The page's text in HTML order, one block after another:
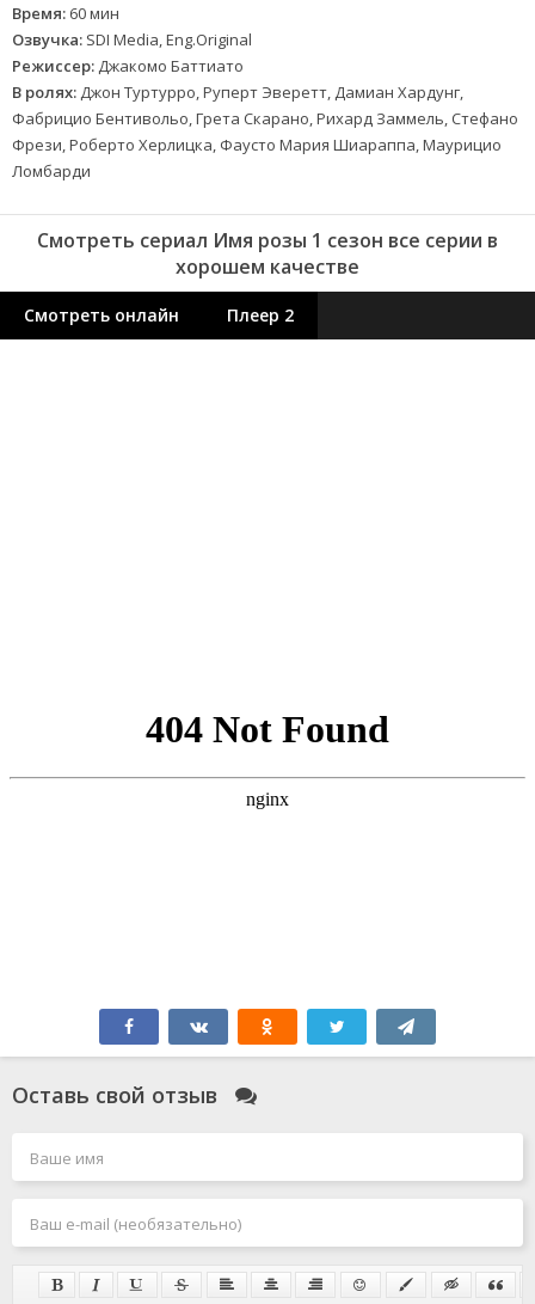
Время: 60 мин
Озвучка: SDI Media, Eng.Original
Режиссер: Джакомо Баттиато
В ролях: Джон Туртурро, Руперт Эверетт, Дамиан Хардунг,
Фабрицио Бентивольо, Грета Скарано, Рихард Заммель, Стефано
Фрези, Роберто Херлицка, Фаусто Мария Шиараппа, Маурицио
Ломбарди
Смотреть сериал Имя розы 1 сезон все серии в
хорошем качестве
Смотреть онлайн Плеер 2
Оставь свой отзыв